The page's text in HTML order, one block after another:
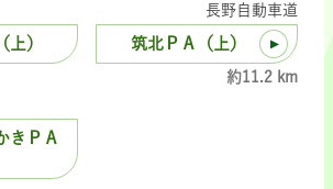
上）
きＰＡ
長野自動車道
筑北ＰＡ（上）
約11.2 km